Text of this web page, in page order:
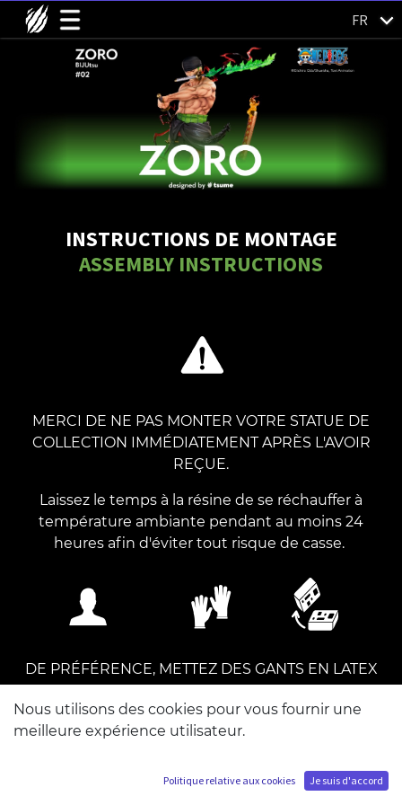
FR
INSTRUCTIONS DE MONTAGE
ASSEMBLY INSTRUCTIONS
MERCI DE NE PAS MONTER VOTRE STATUE DE
COLLECTION IMMÉDIATEMENT APRÈS L'AVOIR
REÇUE.
Laissez le temps à la résine de se réchauffer à
température ambiante pendant au moins 24
heures afin d'éviter tout risque de casse.
DE PRÉFÉRENCE, METTEZ DES GANTS EN LATEX
POUR MANIPULER VOTRE STATUE. Vous pouvez
monter cette statue seul.
ÉTAGE 1
Nous utilisons des cookies pour vous fournir une
meilleure expérience utilisateur.
Politique relative aux cookies Je suis d'accord